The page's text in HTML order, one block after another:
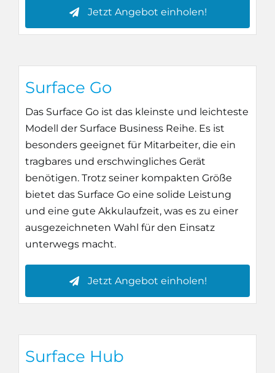
Jetzt Angebot einholen!
Surface Go
Das Surface Go ist das kleinste und leichteste
Modell der Surface Business Reihe. Es ist
besonders geeignet für Mitarbeiter, die ein
tragbares und erschwingliches Gerät
benötigen. Trotz seiner kompakten Größe
bietet das Surface Go eine solide Leistung
und eine gute Akkulaufzeit, was es zu einer
ausgezeichneten Wahl für den Einsatz
unterwegs macht.
Jetzt Angebot einholen!
Surface Hub